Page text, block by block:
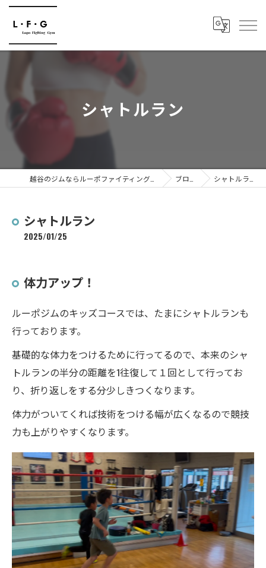
シャトルラン
ブログ シャトルラン
シャトルラン
2025/01/25
体力アップ！
ルーポジムのキッズコースでは、たまにシャトルランも
行っております。
基礎的な体力をつけるために行ってるので、本来のシャ
トルランの半分の距離を1往復して１回として行ってお
り、折り返しをする分少しきつくなります。
体力がついてくれば技術をつける幅が広くなるので競技
力も上がりやすくなります。